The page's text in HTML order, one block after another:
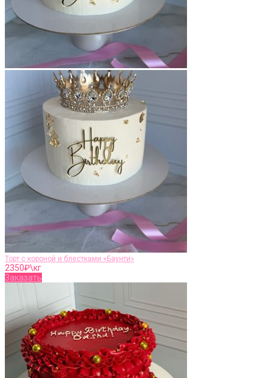
Торт с короной и блестками «Баунти»
2350₽\кг
Заказать